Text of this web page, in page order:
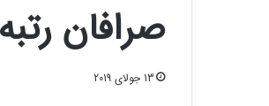
صرافان
13 جولای 2019